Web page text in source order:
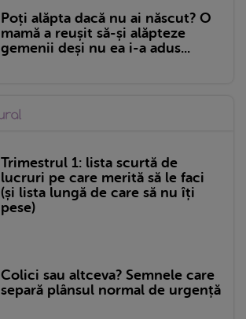
Poți alăpta dacă nu ai născut? O
mamă a reușit să-și alăpteze
gemenii deși nu ea i-a adus...
Trimestrul 1: lista scurtă de
lucruri pe care merită să le faci
(și lista lungă de care să nu îți
pese)
Colici sau altceva? Semnele care
separă plânsul normal de urgență